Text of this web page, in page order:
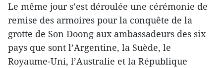
Le même jour s’est déroulée une cérémonie de
remise des armoires pour la conquête de la
grotte de Son Doong aux ambassadeurs des six
pays que sont l’Argentine, la Suède, le
Royaume-Uni, l’Australie et la République